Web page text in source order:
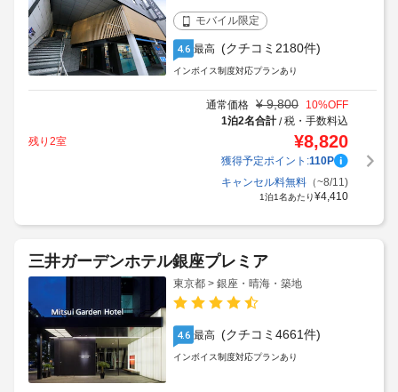
モバイル限定
4.6 最高 (クチコミ2180件)
インボイス制度対応プランあり
通常価格 ¥ 9,800 10%OFF
1泊2名合計/税・手数料込
残り2室
¥8,820
獲得予定ポイント:110P
キャンセル料無料（~8/11)
1泊1名あたり¥4,410
三井ガーデンホテル銀座プレミア
東京都 > 銀座・晴海・築地
4.6 最高 (クチコミ4661件)
インボイス制度対応プランあり